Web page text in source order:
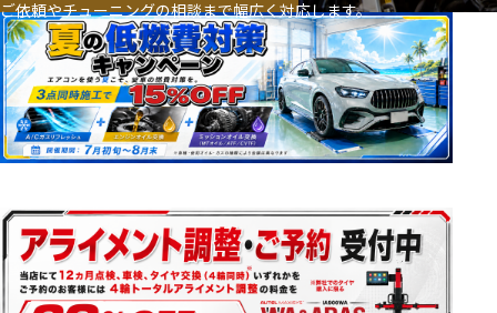
ご依頼やチューニングの相談まで幅広く対応します。
Online Shop
オンラインショップ
Day-trip work
日帰り作業予約